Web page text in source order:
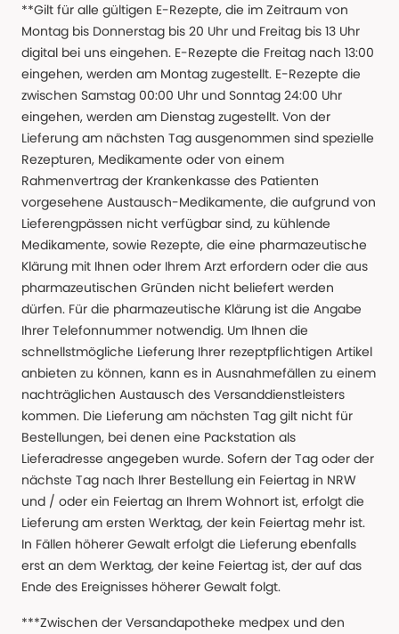
**Gilt für alle gültigen E-Rezepte, die im Zeitraum von
Montag bis Donnerstag bis 20 Uhr und Freitag bis 13 Uhr
digital bei uns eingehen. E-Rezepte die Freitag nach 13:00
eingehen, werden am Montag zugestellt. E-Rezepte die
zwischen Samstag 00:00 Uhr und Sonntag 24:00 Uhr
eingehen, werden am Dienstag zugestellt. Von der
Lieferung am nächsten Tag ausgenommen sind spezielle
Rezepturen, Medikamente oder von einem
Rahmenvertrag der Krankenkasse des Patienten
vorgesehene Austausch-Medikamente, die aufgrund von
Lieferengpässen nicht verfügbar sind, zu kühlende
Medikamente, sowie Rezepte, die eine pharmazeutische
Klärung mit Ihnen oder Ihrem Arzt erfordern oder die aus
pharmazeutischen Gründen nicht beliefert werden
dürfen. Für die pharmazeutische Klärung ist die Angabe
Ihrer Telefonnummer notwendig. Um Ihnen die
schnellstmögliche Lieferung Ihrer rezeptpflichtigen Artikel
anbieten zu können, kann es in Ausnahmefällen zu einem
nachträglichen Austausch des Versanddienstleisters
kommen. Die Lieferung am nächsten Tag gilt nicht für
Bestellungen, bei denen eine Packstation als
Lieferadresse angegeben wurde. Sofern der Tag oder der
nächste Tag nach Ihrer Bestellung ein Feiertag in NRW
und / oder ein Feiertag an Ihrem Wohnort ist, erfolgt die
Lieferung am ersten Werktag, der kein Feiertag mehr ist.
In Fällen höherer Gewalt erfolgt die Lieferung ebenfalls
erst an dem Werktag, der keine Feiertag ist, der auf das
Ende des Ereignisses höherer Gewalt folgt.
***Zwischen der Versandapotheke medpex und den